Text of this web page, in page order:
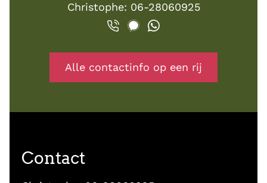
Christophe: 06-28060925
Alle contactinfo op een rij
Contact